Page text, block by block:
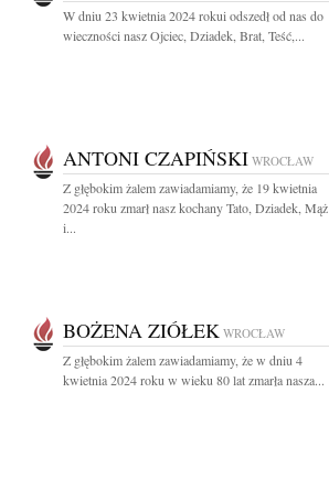
W dniu 23 kwietnia 2024 rokui odszedł od nas do
wieczności nasz Ojciec, Dziadek, Brat, Teść,...
ANTONI CZAPIŃSKI WROCŁAW
Z głębokim żalem zawiadamiamy, że 19 kwietnia
2024 roku zmarł nasz kochany Tato, Dziadek, Mąż
i...
BOŻENA ZIÓŁEK WROCŁAW
Z głębokim żalem zawiadamiamy, że w dniu 4
kwietnia 2024 roku w wieku 80 lat zmarła nasza...